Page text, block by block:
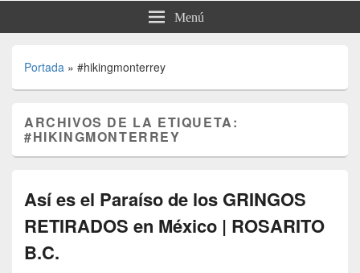
Menú
Portada » #hikingmonterrey
ARCHIVOS DE LA ETIQUETA:
#HIKINGMONTERREY
Así es el Paraíso de los GRINGOS
RETIRADOS en México | ROSARITO
B.C.